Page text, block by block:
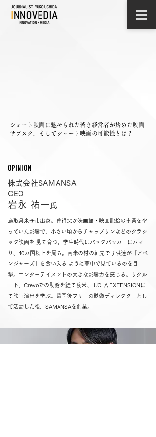
ショート映画に魅せられた若き経営者が始めた映画
サブスク。そしてショート映画の可能性とは？
OPINION
株式会社SAMANSA​
CEO​
岩永 祐一 氏
鳥取県米子市出身。曽祖父が映画館・映画配給の事業をや
っていた影響で、小さい頃からチャップリンなどのクラシ
ック映画を 見て育つ。学生時代はバックパッカーにハマ
り、40カ国以上を周る。南米の村の軒先で子供達が「アベ
ンジャーズ」を食い入る ように夢中で見ているのを目
撃。エンターテイメントの大きな影響力を感じる。リクル
ート、Crevoでの勤務を経て渡米、 UCLA EXTENSIONに
て映画演出を学ぶ。帰国後フリーの映像ディレクターとし
て活動した後、SAMANSAを創業。